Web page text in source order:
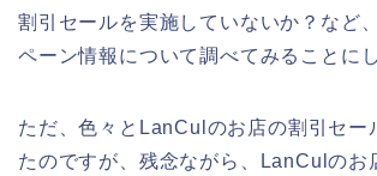
割引セールを実施していないか？など
ペーン情報について調べてみることに
ただ、色々とLanCulのお店の割引セー
たのですが、残念ながら、LanCulのお